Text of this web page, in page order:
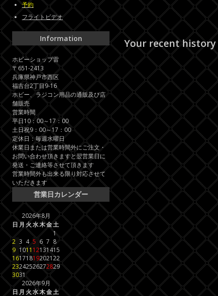
Your recent history
予約
フライトビデオ
Information
ホビーショップ雷
〒651-2413
兵庫県神戸市西区
福吉台2丁目9-16
ホビー、ラジコン用品の通販及び店
舗販売
営業時間
平日10：00～17：00
土日祝9：00～17：00
定休日：毎週水曜日
休業日または営業時間外にご注文・
お問い合わせ頂きますと翌営業日に
発送・ご連絡等させて頂きます
営業時間外も出来る限り対応させて
いただきます
営業日カレンダー
2026年8月
日月火水木金土
1
2 3 4 5 6 7 8
9 1011 12131415
16171819202122
23242526272829
3031
2026年9月
日月 火水木金土